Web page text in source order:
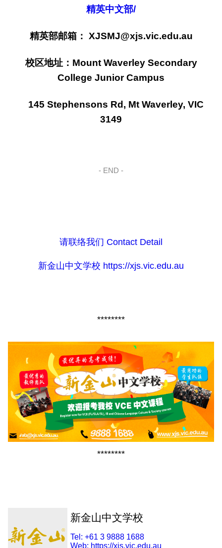
精英中文部/
精英部邮箱： XJSMJ@xjs.vic.edu.au
校区地址：Mount Waverley Secondary
College Junior Campus
145 Stephensons Rd, Mt Waverley, VIC
3149
- END -
请联络我们 Contact Detail
新金山中文学校 https://xjs.vic.edu.au
********
********
新金山中文学校
Tel:+61 3 9888 1688
Web: https://xjs.vic.edu.au